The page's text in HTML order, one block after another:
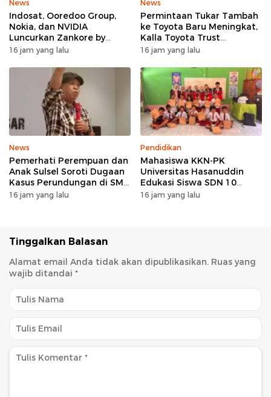
News
Indosat, Ooredoo Group,
Nokia, dan NVIDIA
Luncurkan Zankore by
Indosat, Siap Layani
dengan Platform
Infrastruktur AI
Terintegerasi
16 jam yang lalu
News
Permintaan Tukar Tambah
ke Toyota Baru Meningkat,
Kalla Toyota Trust
Catatkan Rekor Baru di Juli
16 jam yang lalu
News
Pemerhati Perempuan dan
Anak Sulsel Soroti Dugaan
Kasus Perundungan di SMP
Negeri 3 Makassar, TPPK
16 jam yang lalu
Pendidikan
Mahasiswa KKN-PK
Universitas Hasanuddin
Edukasi Siswa SDN 10
Otting tentang
16 jam yang lalu
Tinggalkan Balasan
Alamat email Anda tidak akan dipublikasikan. Ruas yang
wajib ditandai *